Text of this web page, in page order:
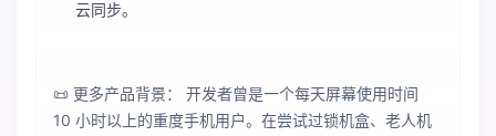
云同步。
📜 更多产品背景： 开发者曾是一个每天屏幕使用时间
10 小时以上的重度手机用户。在尝试过锁机盒、老人机